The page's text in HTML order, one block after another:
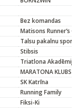
Bez komandas
Matisons Runner’s
Talsu pakalnu
Stibsis
Triatlona
MARATONA KLUBS
SK Katrīna
Running Family
Fiksi-Ki